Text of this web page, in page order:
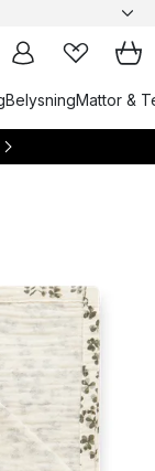
BelysningMattor &